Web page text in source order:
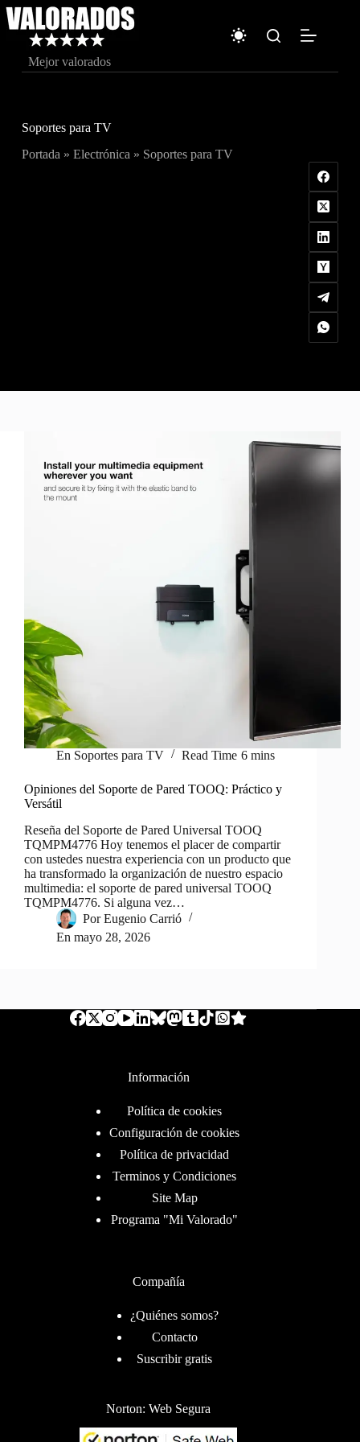
Saltar
al
contenido
Mejor valorados
Soportes para TV
Portada » Electrónica » Soportes para TV
En Soportes para TV Read Time 6 mins
Opiniones del Soporte de Pared TOOQ: Práctico y
Versátil
Reseña del Soporte de Pared Universal TOOQ
TQMPM4776 Hoy tenemos el placer de compartir
con ustedes nuestra experiencia con un producto que
ha transformado la organización de nuestro espacio
multimedia: el soporte de pared universal TOOQ
TQMPM4776. Si alguna vez…
Por Eugenio Carrió
En mayo 28, 2026
Información
Política de cookies
Configuración de cookies
Política de privacidad
Terminos y Condiciones
Site Map
Programa "Mi Valorado"
Compañía
¿Quiénes somos?
Contacto
Suscribir gratis
Norton: Web Segura